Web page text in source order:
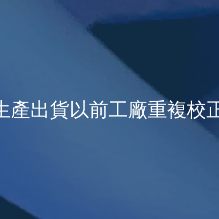
產出貨以前工廠重複校